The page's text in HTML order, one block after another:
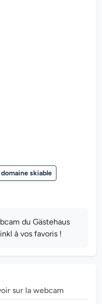
skiable
du Gästehaus
à vos favoris !
sur la webcam